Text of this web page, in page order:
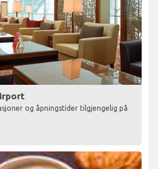
og åpningstider tilgjengelig på